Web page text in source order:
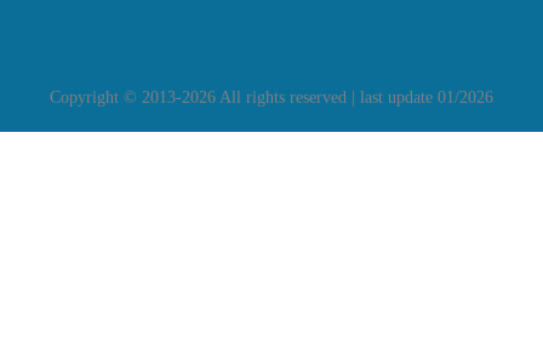
Copyright © 2013-2026 All rights reserved | last update 01/2026